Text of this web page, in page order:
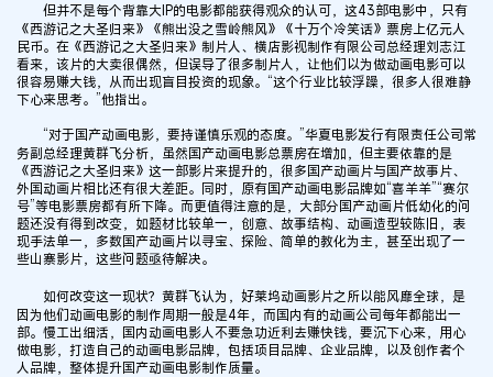
但并不是每个背靠大IP的电影都能获得观众的认可，这43部电影中，只有
《西游记之大圣归来》《熊出没之雪岭熊风》《十万个冷笑话》票房上亿元人
民币。在《西游记之大圣归来》制片人、横店影视制作有限公司总经理刘志江
看来，该片的大卖很偶然，但误导了很多制片人，让他们以为做动画电影可以
很容易赚大钱，从而出现盲目投资的现象。“这个行业比较浮躁，很多人很难静
下心来思考。”他指出。
“对于国产动画电影，要持谨慎乐观的态度。”华夏电影发行有限责任公司常
务副总经理黄群飞分析，虽然国产动画电影总票房在增加，但主要依靠的是
《西游记之大圣归来》这一部影片来提升的，很多国产动画片与国产故事片、
外国动画片相比还有很大差距。同时，原有国产动画电影品牌如“喜羊羊”“赛尔
号”等电影票房都有所下降。而更值得注意的是，大部分国产动画片低幼化的问
题还没有得到改变，如题材比较单一，创意、故事结构、动画造型较陈旧，表
现手法单一，多数国产动画片以寻宝、探险、简单的教化为主，甚至出现了一
些山寨影片，这些问题亟待解决。
如何改变这一现状？黄群飞认为，好莱坞动画影片之所以能风靡全球，是
因为他们动画电影的制作周期一般是4年，而国内有的动画公司每年都能出一
部。慢工出细活，国内动画电影人不要急功近利去赚快钱，要沉下心来，用心
做电影，打造自己的动画电影品牌，包括项目品牌、企业品牌，以及创作者个
人品牌，整体提升国产动画电影制作质量。